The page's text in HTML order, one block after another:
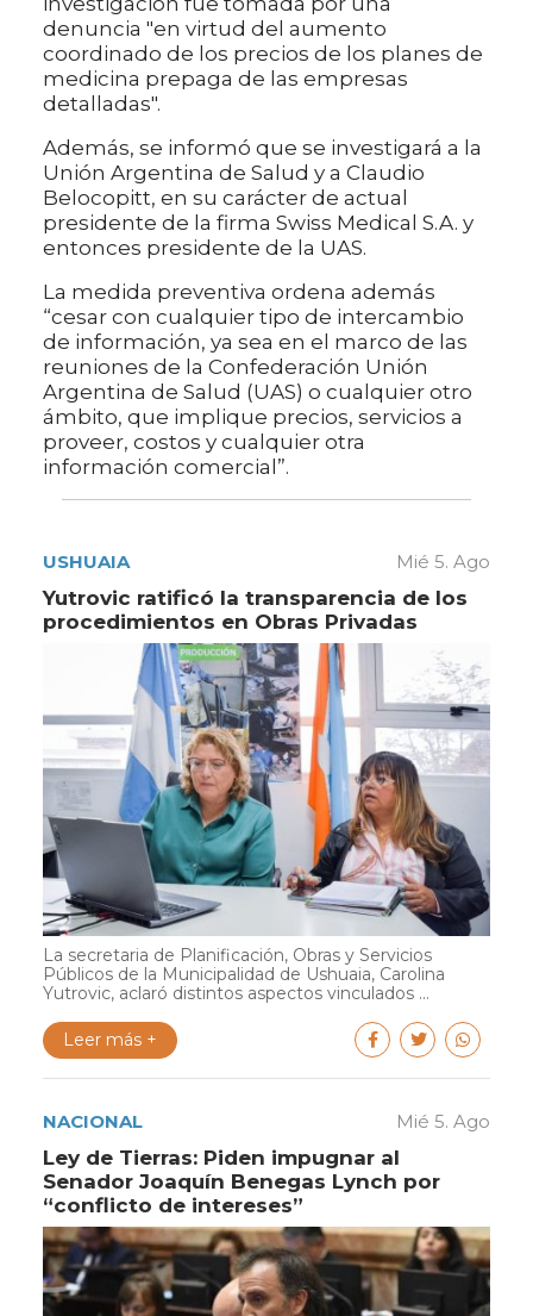
denuncia "en virtud del aumento
coordinado de los precios de los planes de
medicina prepaga de las empresas
detalladas".
Además, se informó que se investigará a la
Unión Argentina de Salud y a Claudio
Belocopitt, en su carácter de actual
presidente de la firma Swiss Medical S.A. y
entonces presidente de la UAS.
La medida preventiva ordena además
“cesar con cualquier tipo de intercambio
de información, ya sea en el marco de las
reuniones de la Confederación Unión
Argentina de Salud (UAS) o cualquier otro
ámbito, que implique precios, servicios a
proveer, costos y cualquier otra
información comercial”.
USHUAIA Mié 5. Ago
Yutrovic ratificó la transparencia de los
procedimientos en Obras Privadas
La secretaria de Planificación, Obras y Servicios
Públicos de la Municipalidad de Ushuaia, Carolina
Yutrovic, aclaró distintos aspectos vinculados ...
Leer más +
NACIONAL Mié 5. Ago
Ley de Tierras: Piden impugnar al
Senador Joaquín Benegas Lynch por
“conflicto de intereses”